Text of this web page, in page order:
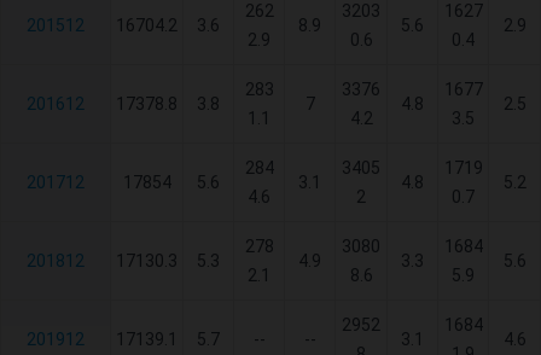
201512 16704.2 3.6
262
2.9
8.9
3203
0.6
5.6
1627
0.4
2.9
201612 17378.8 3.8
283
1.1
7
3376
4.2
4.8
1677
3.5
2.5
201712 17854 5.6
284
4.6
3.1
3405
2
4.8
1719
0.7
5.2
201812 17130.3 5.3
278
2.1
4.9
3080
8.6
3.3
1684
5.9
5.6
201912 17139.1 5.7 -- --
2952
3.1
1684
4.6